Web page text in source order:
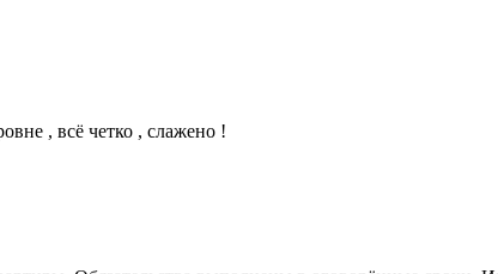
, всё четко , слажено !